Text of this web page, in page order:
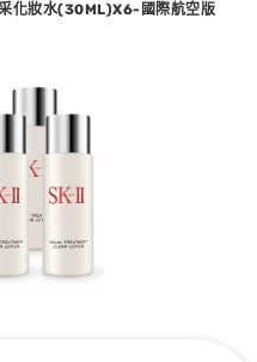
化妝水(30ML)X6-國際航空版